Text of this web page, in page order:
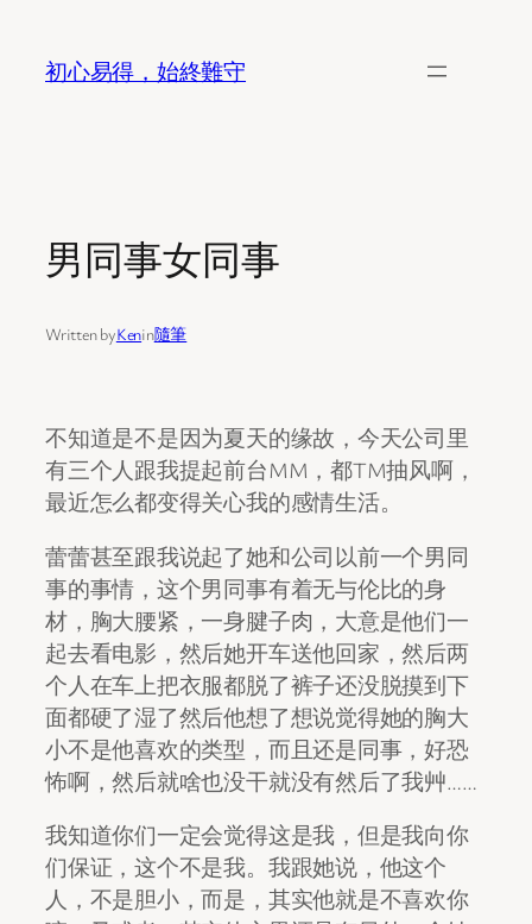
content
初心易得，始終難守
男同事女同事
Written byKenin隨筆
不知道是不是因为夏天的缘故，今天公司里
有三个人跟我提起前台MM，都TM抽风啊，
最近怎么都变得关心我的感情生活。
蕾蕾甚至跟我说起了她和公司以前一个男同
事的事情，这个男同事有着无与伦比的身
材，胸大腰紧，一身腱子肉，大意是他们一
起去看电影，然后她开车送他回家，然后两
个人在车上把衣服都脱了裤子还没脱摸到下
面都硬了湿了然后他想了想说觉得她的胸大
小不是他喜欢的类型，而且还是同事，好恐
怖啊，然后就啥也没干就没有然后了我艸……
我知道你们一定会觉得这是我，但是我向你
们保证，这个不是我。我跟她说，他这个
人，不是胆小，而是，其实他就是不喜欢你